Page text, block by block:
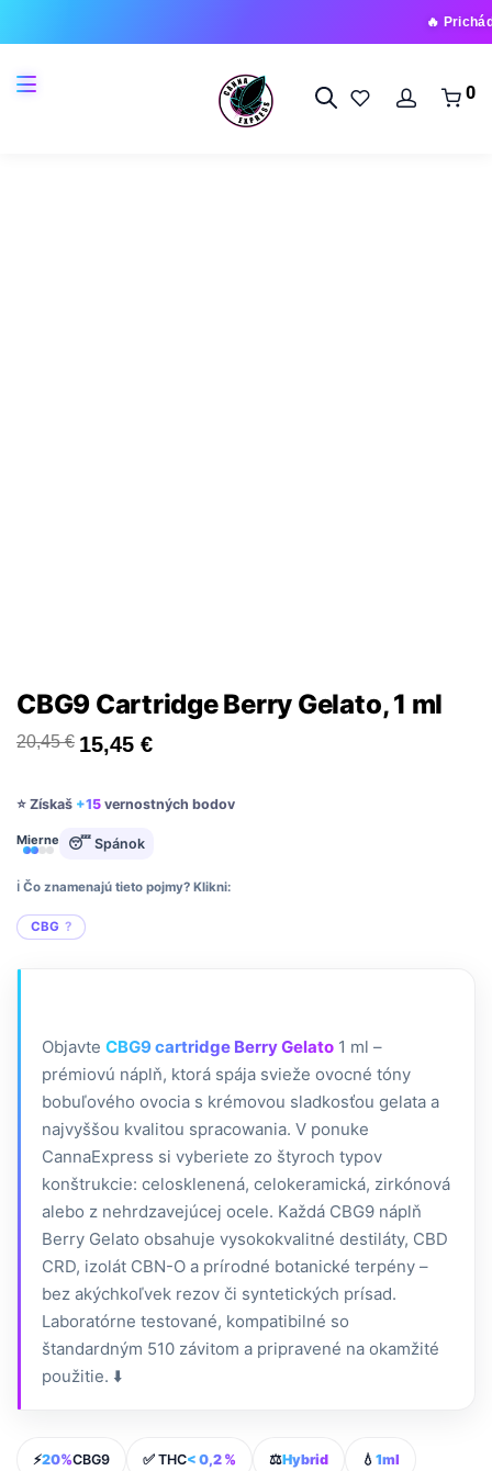
🔥 Prichádza nová
0
CBG9 Cartridge Berry Gelato, 1 ml
20,45€ 15,45 €
⭐ Získaš +15 vernostných bodov
Mierne 😴 Spánok
ℹ️ Čo znamenajú tieto pojmy? Klikni:
CBG
Objavte CBG9 cartridge Berry Gelato 1 ml –
prémiovú náplň, ktorá spája svieže ovocné tóny
bobuľového ovocia s krémovou sladkosťou gelata a
najvyššou kvalitou spracowania. V ponuke
CannaExpress si vyberiete zo štyroch typov
konštrukcie: celosklenená, celokeramická, zirkónová
alebo z nehrdzavejúcej ocele. Každá CBG9 náplň
Berry Gelato obsahuje vysokokvalitné destiláty, CBD
CRD, izolát CBN-O a prírodné botanické terpény –
bez akýchkoľvek rezov či syntetických prísad.
Laboratórne testované, kompatibilné so
štandardným 510 závitom a pripravené na okamžité
použitie. ⬇️
⚡20%CBG9 ✅ THC< 0,2 % ⚖️Hybrid 💧 1ml